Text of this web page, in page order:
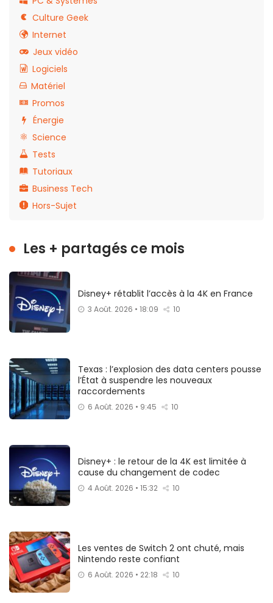
Culture Geek
Internet
Jeux vidéo
Logiciels
Matériel
Promos
Énergie
Science
Tests
Tutoriaux
Business Tech
Hors-Sujet
Les + partagés ce mois
Disney+ rétablit l’accès à la 4K en France
3 Août. 2026 • 18:09 10
Texas : l’explosion des data centers pousse
l’État à suspendre les nouveaux
raccordements
6 Août. 2026 • 9:45 10
Disney+ : le retour de la 4K est limitée à
cause du changement de codec
4 Août. 2026 • 15:32 10
Les ventes de Switch 2 ont chuté, mais
Nintendo reste confiant
6 Août. 2026 • 22:18 10